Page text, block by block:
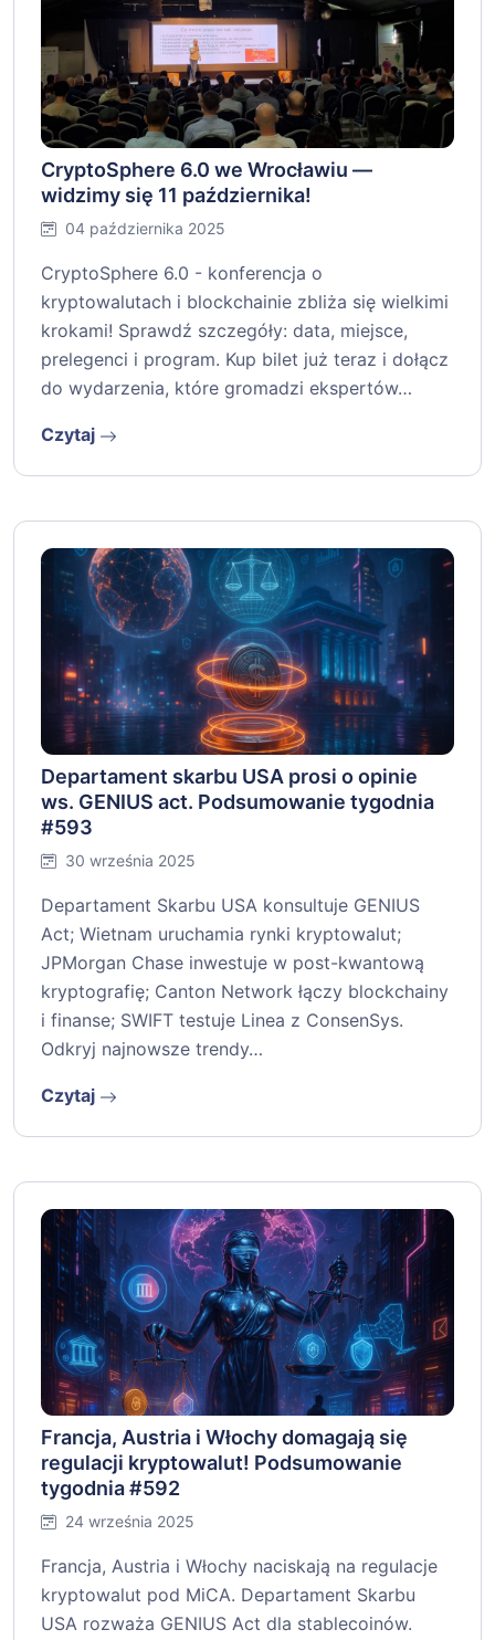
CryptoSphere 6.0 we Wrocławiu —
widzimy się 11 października!
04 października 2025
CryptoSphere 6.0 - konferencja o
kryptowalutach i blockchainie zbliża się wielkimi
krokami! Sprawdź szczegóły: data, miejsce,
prelegenci i program. Kup bilet już teraz i dołącz
do wydarzenia, które gromadzi ekspertów…
Czytaj
Departament skarbu USA prosi o opinie
ws. GENIUS act. Podsumowanie tygodnia
#593
30 września 2025
Departament Skarbu USA konsultuje GENIUS
Act; Wietnam uruchamia rynki kryptowalut;
JPMorgan Chase inwestuje w post-kwantową
kryptografię; Canton Network łączy blockchainy
i finanse; SWIFT testuje Linea z ConsenSys.
Odkryj najnowsze trendy…
Czytaj
Francja, Austria i Włochy domagają się
regulacji kryptowalut! Podsumowanie
tygodnia #592
24 września 2025
Francja, Austria i Włochy naciskają na regulacje
kryptowalut pod MiCA. Departament Skarbu
USA rozważa GENIUS Act dla stablecoinów.